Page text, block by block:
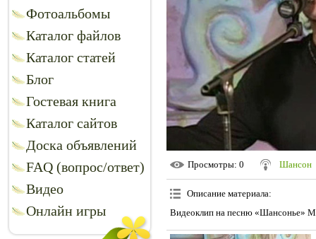
Фотоальбомы
Каталог файлов
Каталог статей
Блог
Гостевая книга
Каталог сайтов
Доска объявлений
FAQ (вопрос/ответ)
Видео
Онлайн игры
Просмотры: 0 Шансон
Описание материала:
Видеоклип на песню «Шансонье»